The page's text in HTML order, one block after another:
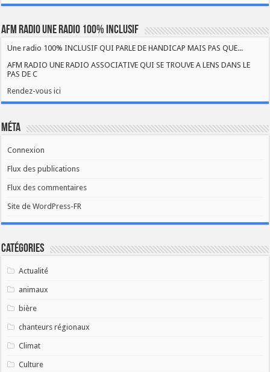
AFM RADIO UNE RADIO 100% INCLUSIF
Une radio 100% INCLUSIF QUI PARLE DE HANDICAP MAIS PAS QUE...
AFM RADIO UNE RADIO ASSOCIATIVE QUI SE TROUVE A LENS DANS LE
PAS DE C
Rendez-vous ici
Méta
Connexion
Flux des publications
Flux des commentaires
Site de WordPress-FR
Catégories
Actualité
animaux
bière
chanteurs régionaux
Climat
Culture